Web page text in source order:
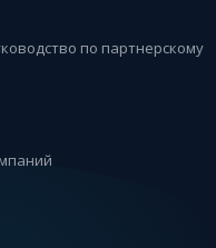
по партнерскому